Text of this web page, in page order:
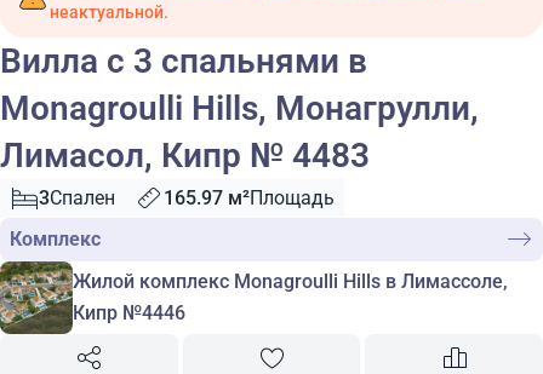
неактуальной.
Вилла с 3 спальнями в
Monagroulli Hills, Монагрулли,
Лимасол, Кипр № 4483
3Спален 165.97 м²Площадь
Комплекс
Жилой комплекс Monagroulli Hills в Лимассоле,
Кипр №4446